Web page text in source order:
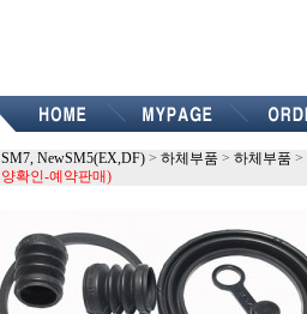
SM7, NewSM5(EX,DF) > 하체부품 > 하체부품 >
양확인-예약판매)